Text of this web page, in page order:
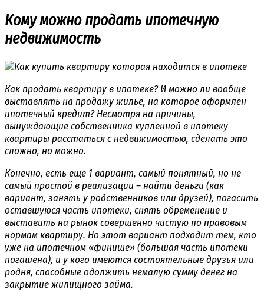
Кому можно продать ипотечную
недвижимость
Как продать квартиру в ипотеке? И можно ли вообще
выставлять на продажу жилье, на которое оформлен
ипотечный кредит? Несмотря на причины,
вынуждающие собственника купленной в ипотеку
квартиры расстаться с недвижимостью, сделать это
сложно, но можно.
Конечно, есть еще 1 вариант, самый понятный, но не
самый простой в реализации – найти деньги (как
вариант, занять у родственников или друзей), погасить
оставшуюся часть ипотеки, снять обременение и
выставить на рынок совершенно чистую по правовым
нормам квартиру. Но этот вариант подходит тем, кто
уже на ипотечном «финише» (большая часть ипотеки
погашена), и у кого имеются состоятельные друзья или
родня, способные одолжить немалую сумму денег на
закрытие жилищного займа.